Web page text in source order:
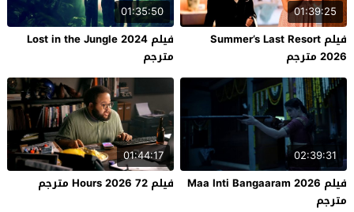
01:39:25
فيلم Summer’s Last Resort
2026 مترجم
01:35:50
فيلم Lost in the Jungle 2024
مترجم
02:39:31
فيلم Maa Inti Bangaaram 2026
مترجم
01:44:17
فيلم 72 Hours 2026 مترجم